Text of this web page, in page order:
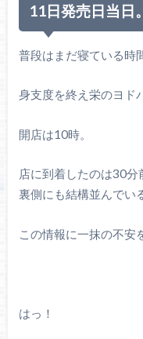
11日発売日当日。
普段はまだ寝ている時
身支度を終え栄のヨド
開店は10時。
店に到着したのは30
裏側にも結構並んでい
この情報に一抹の不安
はっ！